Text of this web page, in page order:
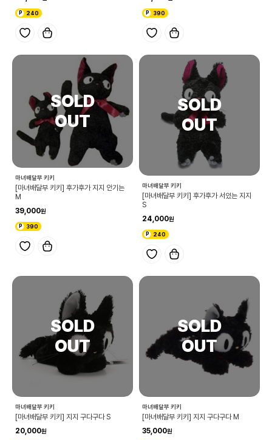
240 390
마녀배달부 키키
[마녀배달부 키키] 후가후가 지지 안기는
M
39,000
390
마녀배달부 키키
[마녀배달부 키키] 후가후가 서있는 지지
S
24,000
240
마녀배달부 키키
[마녀배달부 키키] 지지 구다구다 S
20,000
마녀배달부 키키
[마녀배달부 키키] 지지 구다구다 M
35,000